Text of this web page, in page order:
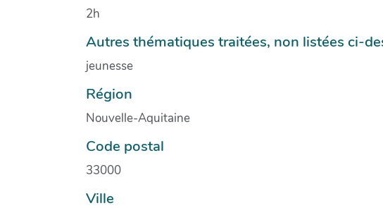
2h
Autres thématiques traitées, non listées ci-
jeunesse
Région
Nouvelle-Aquitaine
Code postal
33000
Ville